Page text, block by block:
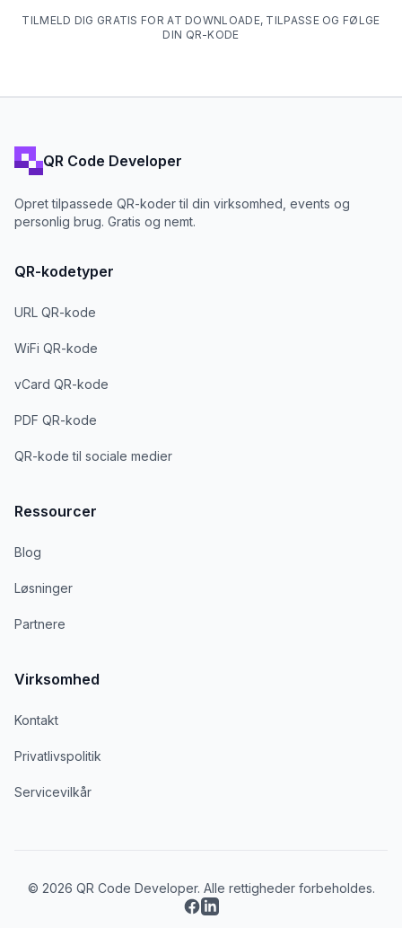
TILMELD DIG GRATIS FOR AT DOWNLOADE, TILPASSE OG FØLGE
DIN QR-KODE
QR Code Developer
Opret tilpassede QR-koder til din virksomhed, events og
personlig brug. Gratis og nemt.
QR-kodetyper
URL QR-kode
WiFi QR-kode
vCard QR-kode
PDF QR-kode
QR-kode til sociale medier
Ressourcer
Blog
Løsninger
Partnere
Virksomhed
Kontakt
Privatlivspolitik
Servicevilkår
© 2026 QR Code Developer. Alle rettigheder forbeholdes.